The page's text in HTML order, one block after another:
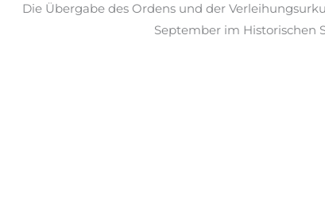
Die Übergabe des Ordens und der
September im Historischen